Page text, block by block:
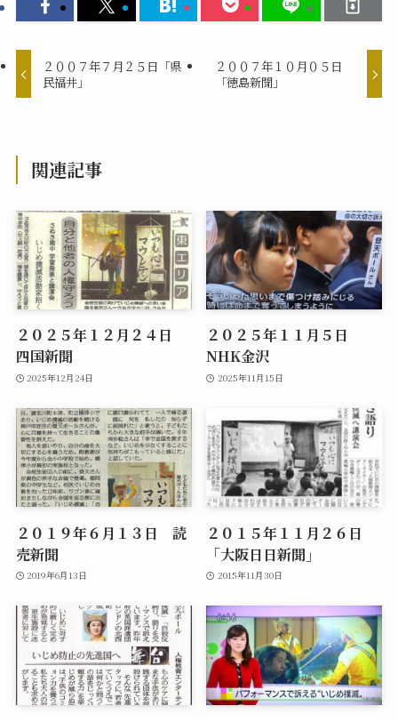
２００７年７月２５日「県
民福井」
２００７年１０月０５日
「徳島新聞」
関連記事
２０２５年１２月２４日
四国新聞
2025年12月24日
２０２５年１１月５日
NHK金沢
2025年11月15日
２０１９年６月１３日 読
売新聞
2019年6月13日
２０１５年１１月２６日
「大阪日日新聞」
2015年11月30日